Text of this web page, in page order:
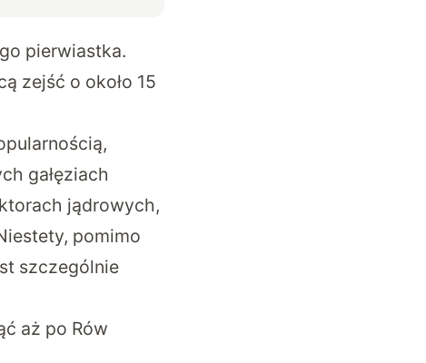
pierwiastka.
zejść o około 15
gałęziach
jądrowych,
pomimo
szczególnie
aż po Rów